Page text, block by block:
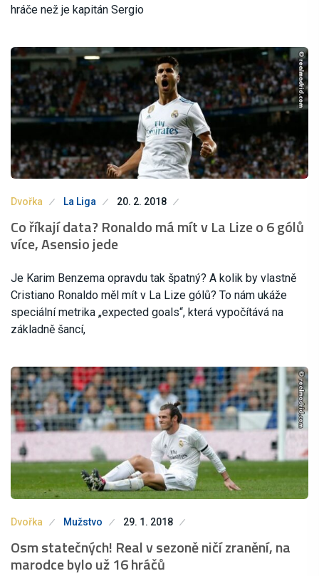
hráče než je kapitán Sergio
Dvořka La Liga 20. 2. 2018
Co říkají data? Ronaldo má mít v La Lize o 6 gólů
více, Asensio jede
Je Karim Benzema opravdu tak špatný? A kolik by vlastně
Cristiano Ronaldo měl mít v La Lize gólů? To nám ukáže
speciální metrika „expected goals“, která vypočítává na
základně šancí,
Dvořka Mužstvo 29. 1. 2018
Osm statečných! Real v sezoně ničí zranění, na
marodce bylo už 16 hráčů